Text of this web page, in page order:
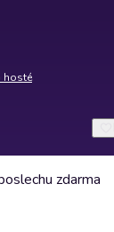
hosté
zdarma